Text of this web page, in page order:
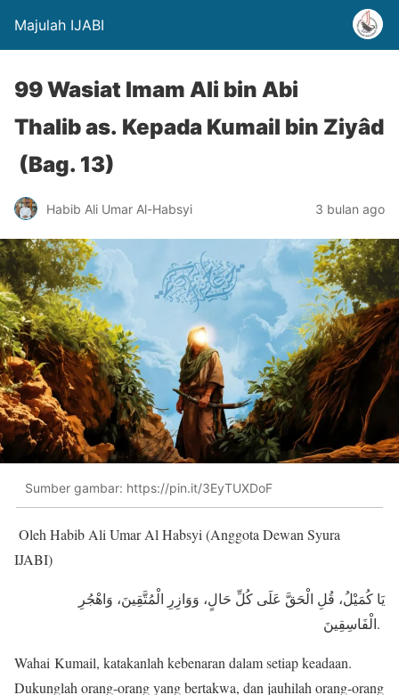
Majulah IJABI
99 Wasiat Imam Ali bin Abi
Thalib as. Kepada Kumail bin Ziyâd
(Bag. 13)
Habib Ali Umar Al-Habsyi 3 bulan ago
Sumber gambar: https://pin.it/3EyTUXDoF
Oleh Habib Ali Umar Al Habsyi (Anggota Dewan Syura
IJABI)
يَا كُمَيْلُ، قُلِ الْحَقَّ عَلَى كُلِّ حَالٍ، وَوَازِرِ الْمُتَّقِينَ، وَاهْجُرِ
الْفَاسِقِينَ.
Wahai Kumail, katakanlah kebenaran dalam setiap keadaan.
Dukunglah orang-orang yang bertakwa, dan jauhilah orang-orang